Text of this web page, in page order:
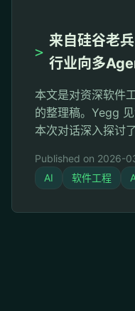
>
来自硅谷老
行业向多
本文是对资深软件
的整理稿。Yegg
本次对话深入探讨
路。 开场：科技圈
里，整个科技圈甚
Published on 2026-
AI
软件工程